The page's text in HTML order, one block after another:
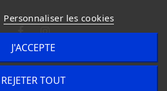
Générales de Vente
Personnaliser les cookies
REJETER TOUT
J'ACCEPTE